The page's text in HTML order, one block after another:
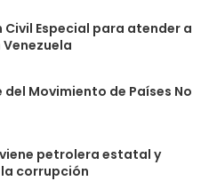
Especial para atender a
Movimiento de Países No
petrolera estatal y
corrupción